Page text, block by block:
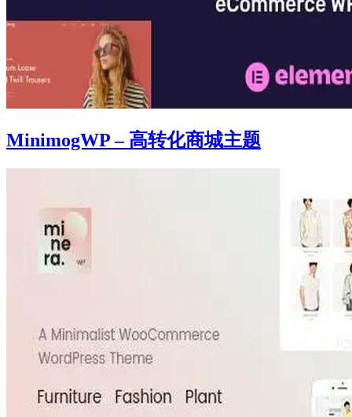
MinimogWP – 高转化商城主题